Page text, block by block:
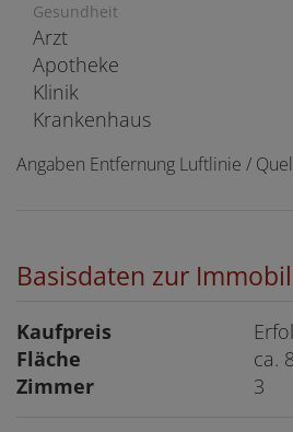
Gesundheit
Arzt
Apotheke
Klinik
Krankenhaus
Angaben Entfernung Luftlinie /
Basisdaten zur
Kaufpreis
Fläche
ca.
Zimmer 3